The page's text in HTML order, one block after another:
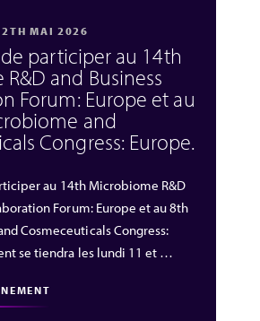
MAI 2026
de participer au 14th
and Business
Forum: Europe et au
and
Congress: Europe.
au 14th Microbiome R&D
Forum: Europe et au 8th
Cosmeceuticals Congress:
se tiendra les lundi 11 et …